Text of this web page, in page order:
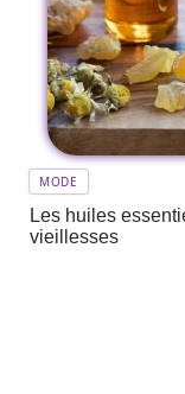
MODE
Les huiles
vieillesses